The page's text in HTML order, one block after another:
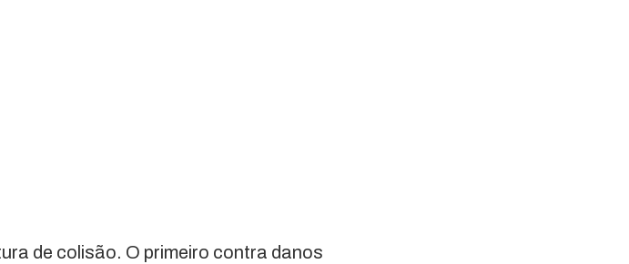
de colisão. O primeiro contra danos